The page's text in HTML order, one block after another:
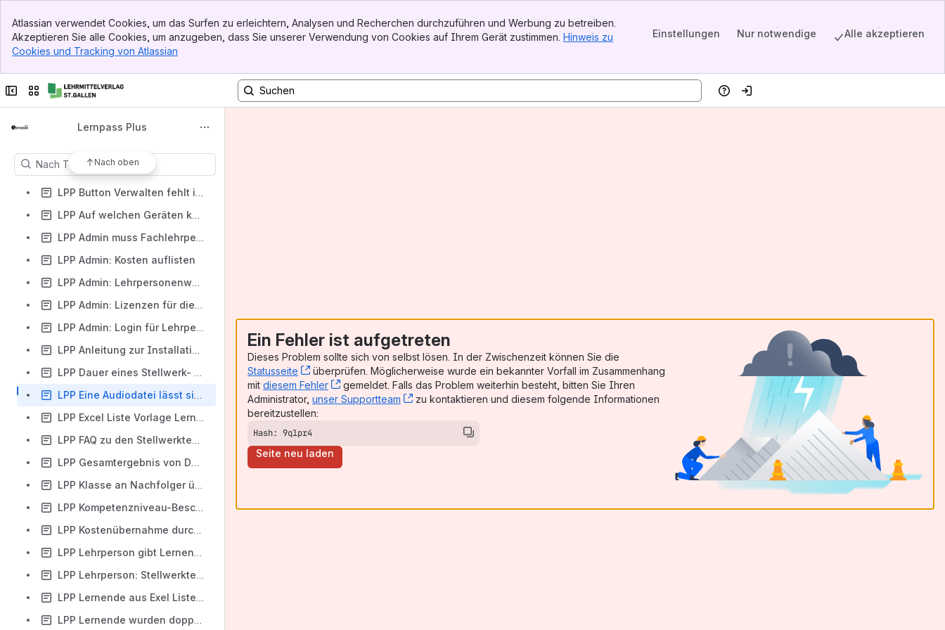
Banner
Top Bar
Sidebar
Atlassian verwendet Cookies, um das Surfen zu erleichtern, Analysen und Recherchen durchzuführen und Werbung zu betreiben.
Akzeptieren Sie alle Cookies, um anzugeben, dass Sie unserer Verwendung von Cookies auf Ihrem Gerät zustimmen. Hinweis zu
Cookies und Tracking von Atlassian
Einstellungen Nur notwendige Alle akzeptieren
Seitenleiste reduzieren
Sites oder Apps wechseln HilfeEinloggen
Lernpass Plus
Nach oben
Inhalt
Die Ergebnisse werden aktualisiert, während Sie tippen.
LPP Button Verwalten fehlt in Lernpass plus
LPP Auf welchen Geräten kann ich Lernpass plus nutzen? Lernpass plus - Hardware
LPP Admin muss Fachlehrperson zu Lehrperson ändern - Verwalten sichtbar machen
LPP Admin: Kosten auflisten
LPP Admin: Lehrpersonenwechsel der Klasse - Neue Lehrperson zuordnen
LPP Admin: Lizenzen für die Klasse freigeben
LPP Admin: Login für Lehrperson erstellen
LPP Anleitung zur Installation des SEB unter Windows
LPP Dauer eines Stellwerk- oder Orientierungstests
LPP Eine Audiodatei lässt sich während eines Tests nicht korrekt abspielen. Was kann ich tun?LPP -
LPP Excel Liste Vorlage Lernende ausfüllen
LPP FAQ zu den Stellwerktests
LPP Gesamtergebnis von Deutsch änderte sich nach Texte schreiben (ZH)
LPP Klasse an Nachfolger übergeben - Lehrpersonenwechsel
LPP Kompetenzniveau-Beschreibungen
LPP Kostenübernahme durch den Kanton
LPP Lehrperson gibt Lernenden für den SEB frei
LPP Lehrperson: Stellwerktest/Orientierungstest starten
LPP Lernende aus Exel Liste importieren
LPP Lernende wurden doppelt angelegt
Ein Fehler ist aufgetreten
Dieses Problem sollte sich von selbst lösen. In der Zwischenzeit können Sie die
Statusseite
, (opens new window)
überprüfen. Möglicherweise wurde ein bekannter Vorfall im Zusammenhang
mit diesem Fehler , (opens new window)
gemeldet. Falls das Problem weiterhin besteht, bitten Sie Ihren
Administrator, unser Supportteam , (opens new window)
zu kontaktieren und diesem folgende Informationen
bereitzustellen:
Hash: 9qlpr4
Seite neu laden